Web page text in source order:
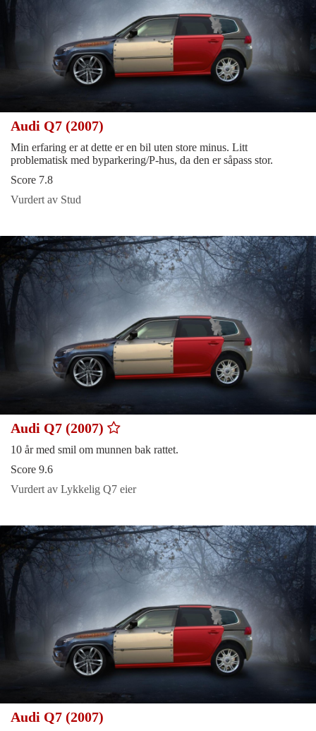
Audi Q7 (2007)
Min erfaring er at dette er en bil uten store minus. Litt
problematisk med byparkering/P-hus, da den er såpass stor.
Score 7.8
Vurdert av Stud
Audi Q7 (2007)
10 år med smil om munnen bak rattet.
Score 9.6
Vurdert av Lykkelig Q7 eier
Audi Q7 (2007)